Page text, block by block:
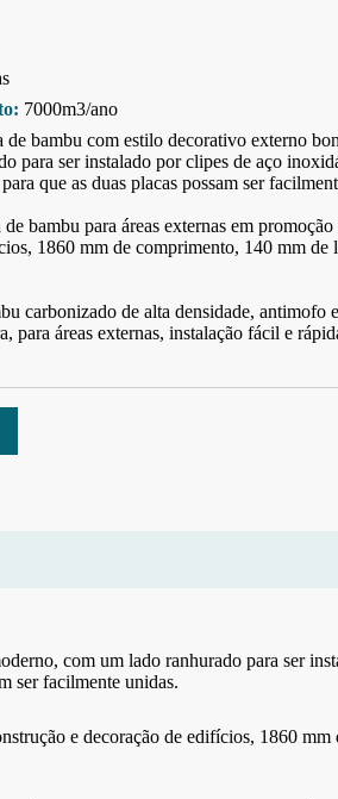
de bambu
Piso laminado de bambu de
7000m3/ano
de bambu com estilo decorativo externo
para ser instalado por clipes de aço
que as duas placas possam ser
bambu para áreas externas em promoção
1860 mm de comprimento, 140 mm de
carbonizado de alta densidade, antimofo
para áreas externas, instalação fácil e
com um lado ranhurado para ser
ser facilmente unidas.
e decoração de edifícios, 1860 mm